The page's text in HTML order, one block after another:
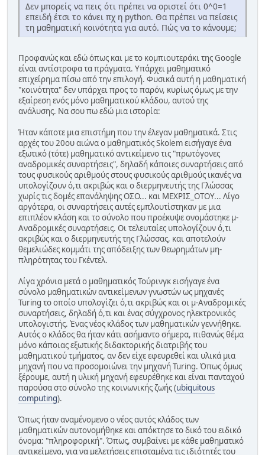
Δεν μπορείς να πεις ότι πρέπει να οριστεί ότι 0^0=1
επειδή έτσι το κάνει πχ η python. Θα πρέπει να πείσεις
τη μαθηματική κοινότητα για αυτό. Πώς να το κάνουμε;
Προφανώς και εδώ όπως και με το κομπιουτεράκι της Google
είναι αντίστροφα τα πράγματα. Υπάρχει μαθηματικό
επιχείρημα πίσω από την επιλογή. Φυσικά αυτή η μαθηματική
"κοινότητα" δεν υπάρχει προς το παρόν, κυρίως όμως με την
εξαίρεση ενός μόνο μαθηματικού κλάδου, αυτού της
ανάλυσης. Να σου πω εδώ μια ιστορία:
Ήταν κάποτε μια επιστήμη που την έλεγαν μαθηματικά. Στις
αρχές του 20ου αιώνα ο μαθηματικός Skolem εισήγαγε ένα
εξωτικό (τότε) μαθηματικό αντικείμενο τις "πρωτόγονες
αναδρομικές συναρτήσεις", δηλαδή κάποιες συναρτήσεις από
τους φυσικούς αριθμούς στους φυσικούς αριθμούς ικανές να
υπολογίζουν ό,τι ακριβώς και ο διερμηνευτής της Γλώσσας
χωρίς τις δομές επανάληψης ΟΣΟ... και ΜΕΧΡΙΣ_ΟΤΟΥ... Λίγο
αργότερα, οι συναρτήσεις αυτές εμπλουτίστηκαν με μια
επιπλέον κλάση και το σύνολο που προέκυψε ονομάστηκε μ-
Αναδρομικές συναρτήσεις. Οι τελευταίες υπολογίζουν ό,τι
ακριβώς και ο διερμηνευτής της Γλώσσας, και αποτελούν
θεμελιώδες κομμάτι της απόδειξης των θεωρημάτων μη-
πληρότητας του Γκέντελ.
Λίγα χρόνια μετά ο μαθηματικός Τούρινγκ εισήγαγε ένα
σύνολο μαθηματικών αντικείμενων γνωστών ως μηχανές
Turing το οποίο υπολογίζει ό,τι ακριβώς και οι μ-Αναδρομικές
συναρτήσεις, δηλαδή ό,τι και ένας σύγχρονος ηλεκτρονικός
υπολογιστής. Ένας νέος κλάδος των μαθηματικών γεννήθηκε.
Αυτός ο κλάδος θα ήταν κάτι ασήμαντο σήμερα, πιθανώς θέμα
μόνο κάποιας εξωτικής διδακτορικής διατριβής του
μαθηματικού τμήματος, αν δεν είχε εφευρεθεί και υλικά μια
μηχανή που να προσoμοιώνει την μηχανή Turing. Όπως όμως
ξέρουμε, αυτή η υλική μηχανή εφευρέθηκε και είναι πανταχού
παρούσα στο σύνολο της κοινωνικής ζωής (ubiquitous
computing).
Όπως ήταν αναμένομενο ο νέος αυτός κλάδος των
μαθηματικών αυτονομήθηκε και απόκτησε το δικό του ειδικό
όνομα: "πληροφορική". Όπως, συμβαίνει με κάθε μαθηματικό
αντικείμενο, για να μελετήσεις επισταμένα τις ιδιότητές του